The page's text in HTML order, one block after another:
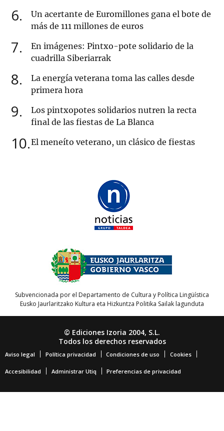
6
Un acertante de Euromillones gana el bote de
más de 111 millones de euros
7
En imágenes: Pintxo-pote solidario de la
cuadrilla Siberiarrak
8
La energía veterana toma las calles desde
primera hora
9
Los pintxopotes solidarios nutren la recta
final de las fiestas de La Blanca
10 El meneíto veterano, un clásico de fiestas
Subvencionada por el Departamento de Cultura y Política Lingüística
Eusko Jaurlaritzako Kultura eta Hizkuntza Politika Sailak lagunduta
© Ediciones Izoria 2004, S.L.
Todos los derechos reservados
Aviso legal Política privacidad Condiciones de uso Cookies
Accesibilidad Administrar Utiq Preferencias de privacidad